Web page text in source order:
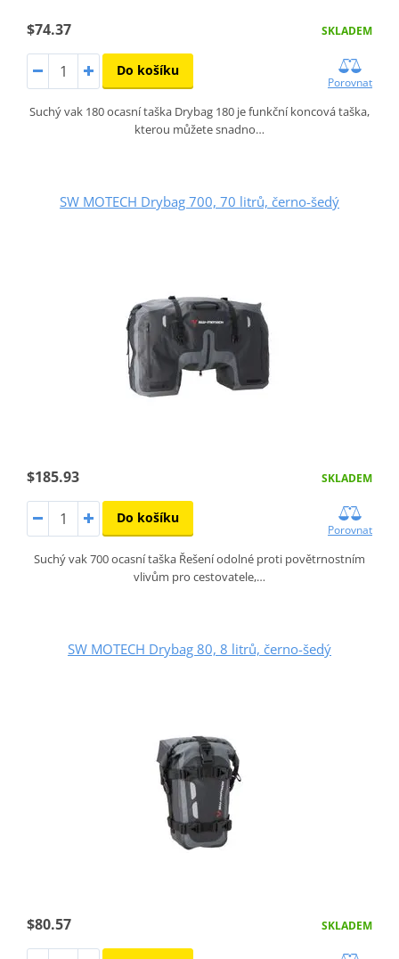
$74.37 SKLADEM
Do košíku
Porovnat
Suchý vak 180 ocasní taška Drybag 180 je funkční koncová taška,
kterou můžete snadno…
SW MOTECH Drybag 700, 70 litrů, černo-šedý
$185.93 SKLADEM
Do košíku
Porovnat
Suchý vak 700 ocasní taška Řešení odolné proti povětrnostním
vlivům pro cestovatele,…
SW MOTECH Drybag 80, 8 litrů, černo-šedý
$80.57 SKLADEM